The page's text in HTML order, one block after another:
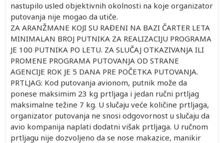
nastupilo usled objektivnih okolnosti na koje organizator
putovanja nije mogao da utiče.
ZA ARANŽMANE KOJI SU RAĐENI NA BAZI ČARTER LETA
MINIMALAN BROJ PUTNIKA ZA REALIZACIJU PROGRAMA
JE 100 PUTNIKA PO LETU. ZA SLUČAJ OTKAZIVANJA ILI
PROMENE PROGRAMA PUTOVANJA OD STRANE
AGENCIJE ROK JE 5 DANA PRE POČETKA PUTOVANJA.
PRTLJAG: Kod putovanja avionom, putnik može da
ponese maksimim 23 kg prtljaga i jedan ručni prtljag
maksimalne težine 7 kg. U slučaju veće količine prtljaga,
organizator putovanja ne snosi odgovornost u slučaju da
avio kompanija naplati dodatni višak prtljaga. U ručnom
prtljagu nije dozvoljeno da se nose makazice, manikir